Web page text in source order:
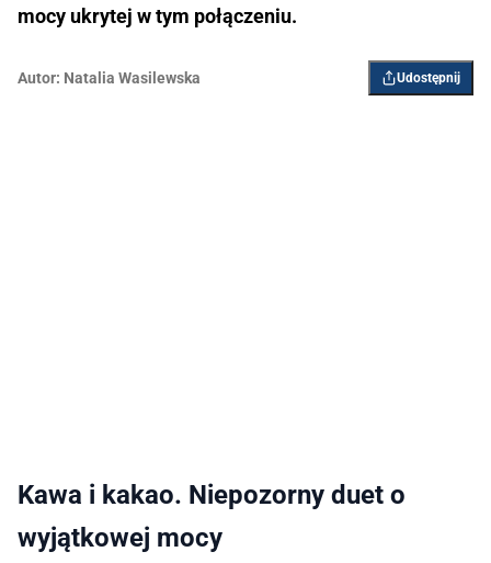
mocy ukrytej w tym połączeniu.
Autor: Natalia Wasilewska Udostępnij
Kawa i kakao. Niepozorny duet o
wyjątkowej mocy